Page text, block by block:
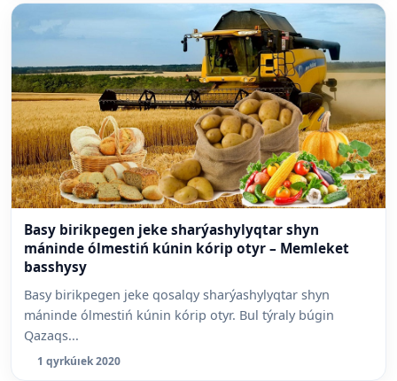
Basy birikpegen jeke sharýashylyqtar shyn
máninde ólmestiń kúnin kórip otyr – Memleket
basshysy
Basy birikpegen jeke qosalqy sharýashylyqtar shyn
máninde ólmestiń kúnin kórip otyr. Bul týraly búgin
Qazaqs...
1 qyrkúıek 2020